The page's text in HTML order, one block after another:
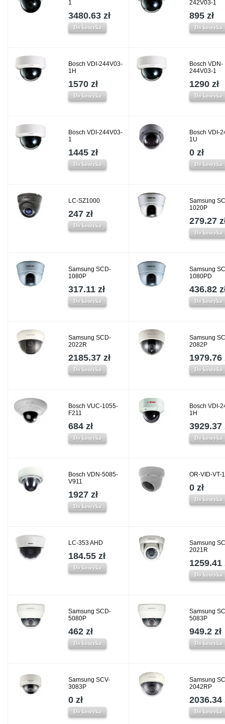
1
3480.63 zł
Do koszyka
242V03-1
895 zł
Do koszyka
Bosch VDI-244V03-
1H
1570 zł
Do koszyka
Bosch VDN-
244V03-1
1290 zł
Do koszyka
Bosch VDI-244V03-
1
1445 zł
Do koszyka
Bosch VDI-
1U
0 zł
Do koszyka
LC-SZ1000
247 zł
Do koszyka
Samsung
1020P
279.27
Do koszyka
Samsung SCD-
1080P
317.11 zł
Do koszyka
Samsung
1080PD
436.82
Do koszyka
Samsung SCD-
2022R
2185.37 zł
Do koszyka
Samsung
2082P
1979.76
Do koszyka
Bosch VUC-1055-
F211
684 zł
Do koszyka
Bosch VDI-
1H
3929.37
Do koszyka
Bosch VDN-5085-
V911
1927 zł
Do koszyka
OR-VID-VT-
0 zł
Do koszyka
LC-353 AHD
184.55 zł
Do koszyka
Samsung
2021R
1259.41
Do koszyka
Samsung SCD-
5080P
462 zł
Do koszyka
Samsung
5083P
949.2 zł
Do koszyka
Samsung SCV-
3083P
0 zł
Do koszyka
Samsung
2042RP
2036.34
Do koszyka